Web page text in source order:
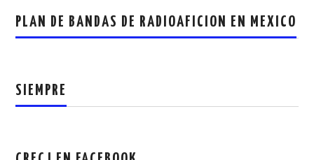
PLAN DE BANDAS DE RADIOAFICION EN MEXICO
SIEMPRE